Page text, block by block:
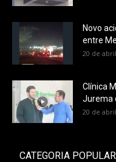
Novo
entre
20 de
Clínica
Jurema
20 de
CATEGORIA POPULAR